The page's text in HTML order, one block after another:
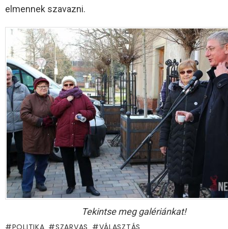
elmennek szavazni.
Tekintse meg galériánkat!